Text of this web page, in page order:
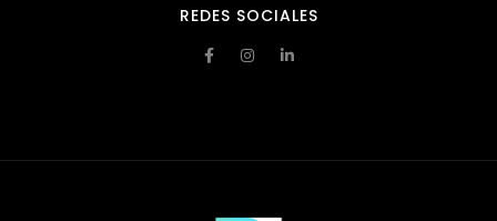
REDES SOCIALES